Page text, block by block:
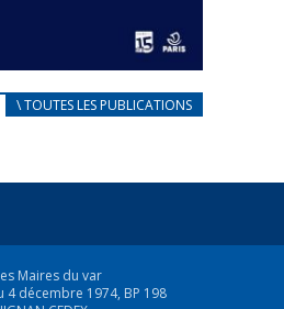
au mieux les réfugiés
\ TOUTES LES PUBLICATIONS
Maires du var
4 décembre 1974, BP 198